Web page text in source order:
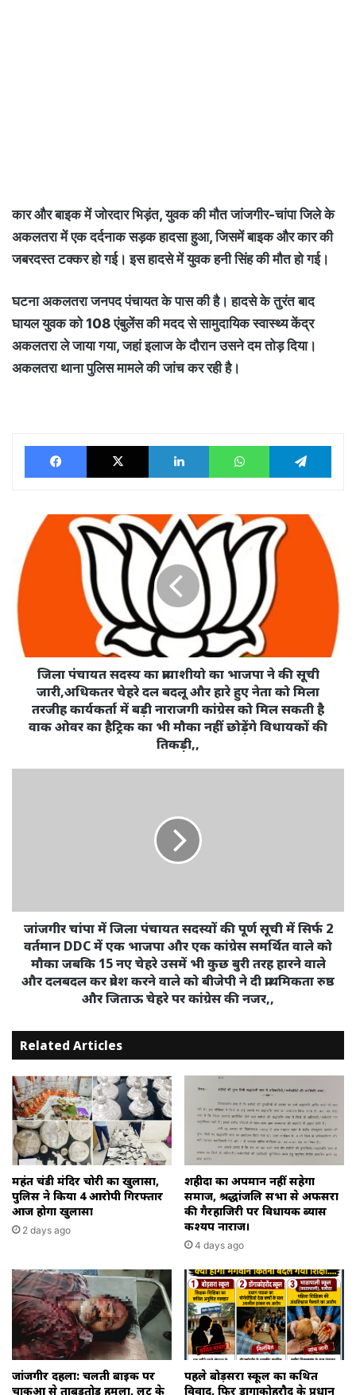
कार और बाइक में जोरदार भिड़ंत, युवक की मौत जांजगीर-चांपा जिले के
अकलतरा में एक दर्दनाक सड़क हादसा हुआ, जिसमें बाइक और कार की
जबरदस्त टक्कर हो गई। इस हादसे में युवक हनी सिंह की मौत हो गई।
घटना अकलतरा जनपद पंचायत के पास की है। हादसे के तुरंत बाद
घायल युवक को 108 एंबुलेंस की मदद से सामुदायिक स्वास्थ्य केंद्र
अकलतरा ले जाया गया, जहां इलाज के दौरान उसने दम तोड़ दिया।
अकलतरा थाना पुलिस मामले की जांच कर रही है।
Facebook X LinkedIn WhatsApp
पंचायत
सदस्य
का
प्रत्याशीयो
का
भाजपा
जारी,अधिकतर
हारे
नाराजगी
कांग्रेस
सकती
ओवर
का
भी
मौका
नहीं
छोड़ेंगे
विधायकों
की
तिकड़ी,,
जिला पंचायत सदस्य का प्रत्याशीयो का भाजपा ने की सूची
जारी,अधिकतर चेहरे दल बदलू और हारे हुए नेता को मिला
तरजीह कार्यकर्ता में बड़ी नाराजगी कांग्रेस को मिल सकती है
वाक ओवर का हैट्रिक का भी मौका नहीं छोड़ेंगे विधायकों की
तिकड़ी,,
सूची
सिर्फ
वर्तमान
भाजपा
और
एक
कांग्रेस
समर्थित
वाले
को
मौका
जबकि
15
नए
चेहरे
कुछ
बुरी
तरह
हारने
वाले
और
दलबदल
जांजगीर चांपा में जिला पंचायत सदस्यों की पूर्ण सूची में सिर्फ 2
वर्तमान DDC में एक भाजपा और एक कांग्रेस समर्थित वाले को
मौका जबकि 15 नए चेहरे उसमें भी कुछ बुरी तरह हारने वाले
और दलबदल कर प्रवेश करने वाले को बीजेपी ने दी प्राथमिकता रुष्ठ
और जिताऊ चेहरे पर कांग्रेस की नजर,,
Related Articles
महंत चंडी मंदिर चोरी का खुलासा,
पुलिस ने किया 4 आरोपी गिरफ्तार
आज होगा खुलासा
2 days ago
शहीदों का अपमान नहीं सहेगा
समाज, श्रद्धांजलि सभा से अफसरों
की गैरहाजिरी पर विधायक ब्यास
कश्यप नाराज।
4 days ago
जांजगीर दहला: चलती बाइक पर
चाकुओं से ताबड़तोड़ हमला, लूट के
पहले बोड़सरा स्कूल का कथित
विवाद, फिर डोंगाकोहरौद के प्रधान